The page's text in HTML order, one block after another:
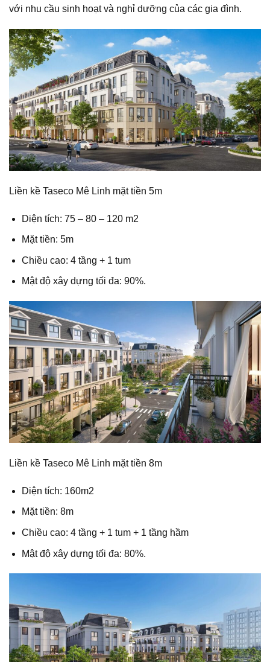
với nhu cầu sinh hoạt và nghỉ dưỡng của các gia đình.
Liền kề Taseco Mê Linh mặt tiền 5m
Diện tích: 75 – 80 – 120 m2
Mặt tiền: 5m
Chiều cao: 4 tầng + 1 tum
Mật độ xây dựng tối đa: 90%.
Liền kề Taseco Mê Linh mặt tiền 8m
Diện tích: 160m2
Mặt tiền: 8m
Chiều cao: 4 tầng + 1 tum + 1 tầng hầm
Mật độ xây dựng tối đa: 80%.